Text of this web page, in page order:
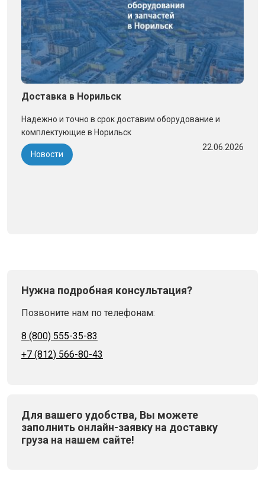
Доставка в Норильск
Надежно и точно в срок доставим оборудование и
комплектующие в Норильск
Новости
22.06.2026
Нужна подробная консультация?
Позвоните нам по телефонам:
8 (800) 555-35-83
+7 (812) 566-80-43
Для вашего удобства, Вы можете
заполнить онлайн-заявку на доставку
груза на нашем сайте!